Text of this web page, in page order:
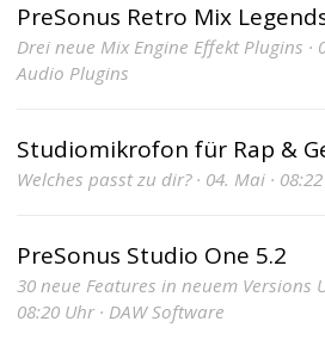
PreSonus Retro Mix
Drei neue Mix Engine Effekt Plugins ·
Audio Plugins
Studiomikrofon für Rap &
Welches passt zu dir? · 04. Mai ·
PreSonus Studio One 5.2
30 neue Features in neuem Versions
08:20 Uhr · DAW Software